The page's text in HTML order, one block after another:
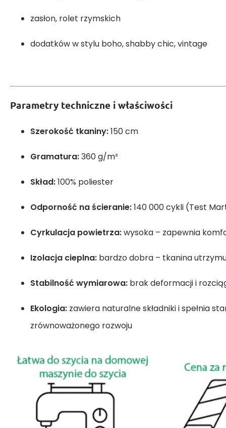
zasłon, rolet rzymskich
dodatków w stylu boho, shabby chic, vintage
Parametry techniczne i właściwości
Szerokość tkaniny:150 cm
Gramatura:360 g/m²
Skład:100% poliester
Odporność na ścieranie:140 000 cykli (Test
Cyrkulacja powietrza:wysoka – zapewnia
Izolacja cieplna: bardzo dobra – tkanina
Stabilność wymiarowa: brak deformacji i
Ekologia: zawiera naturalne składniki i spełnia
zrównoważonego rozwoju